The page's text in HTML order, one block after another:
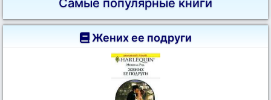
Самые популярные книги
Жених ее подруги